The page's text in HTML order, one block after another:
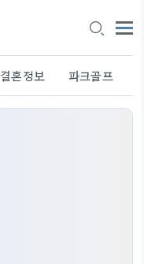
결혼정보 파크골프